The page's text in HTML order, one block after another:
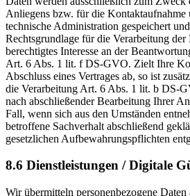
Anliegens bzw. für die Kontaktaufnahme
technische Administration gespeichert
Rechtsgrundlage für die Verarbeitung der
berechtigtes Interesse an der
Art. 6 Abs. 1 lit. f DS-GVO. Zielt Ihre
Abschluss eines Vertrages ab, so ist
die Verarbeitung Art. 6 Abs. 1 lit. b DS-
nach abschließender Bearbeitung Ihrer
Fall, wenn sich aus den Umständen
betroffene Sachverhalt abschließend
gesetzlichen Aufbewahrungspflichten
8.6 Dienstleistungen / Digitale
Wir übermitteln personenbezogene